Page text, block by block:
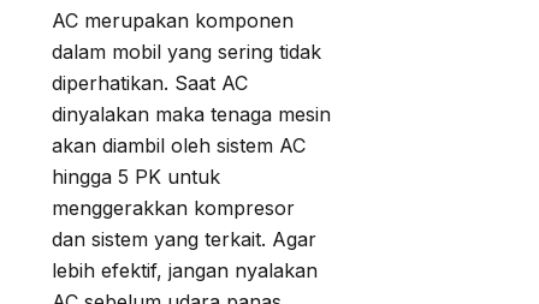
AC merupakan komponen
dalam mobil yang sering tidak
diperhatikan. Saat AC
dinyalakan maka tenaga mesin
akan diambil oleh sistem AC
hingga 5 PK untuk
menggerakkan kompresor
dan sistem yang terkait. Agar
lebih efektif, jangan nyalakan